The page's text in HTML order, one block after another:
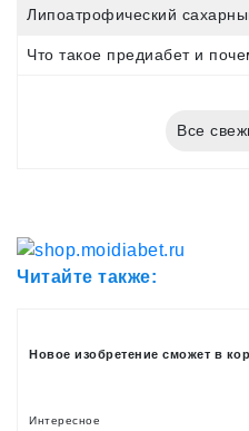
Липоатрофический
Что такое предиабет и
Все
Читайте также:
Новое изобретение сможет в
Интересное